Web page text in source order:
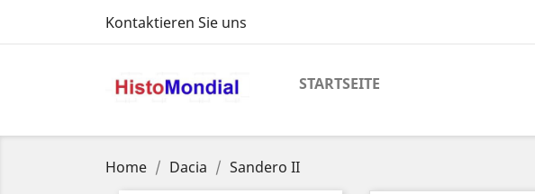
Kontaktieren Sie uns
STARTSEITE
Home Dacia Sandero II